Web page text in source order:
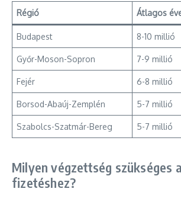
Régió Átlagos
Budapest 8-10 millió
Győr-Moson-Sopron 7-9 millió
Fejér 6-8 millió
Borsod-Abaúj-Zemplén 5-7 millió
Szabolcs-Szatmár-Bereg 5-7 millió
Milyen végzettség szükséges
fizetéshez?